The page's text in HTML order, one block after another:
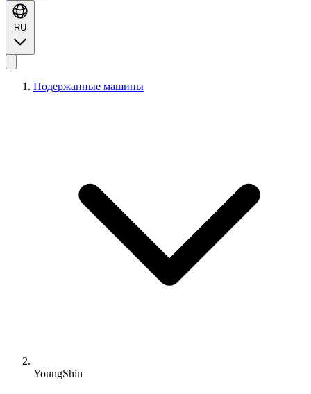
RU
Подержанные машины
YoungShin